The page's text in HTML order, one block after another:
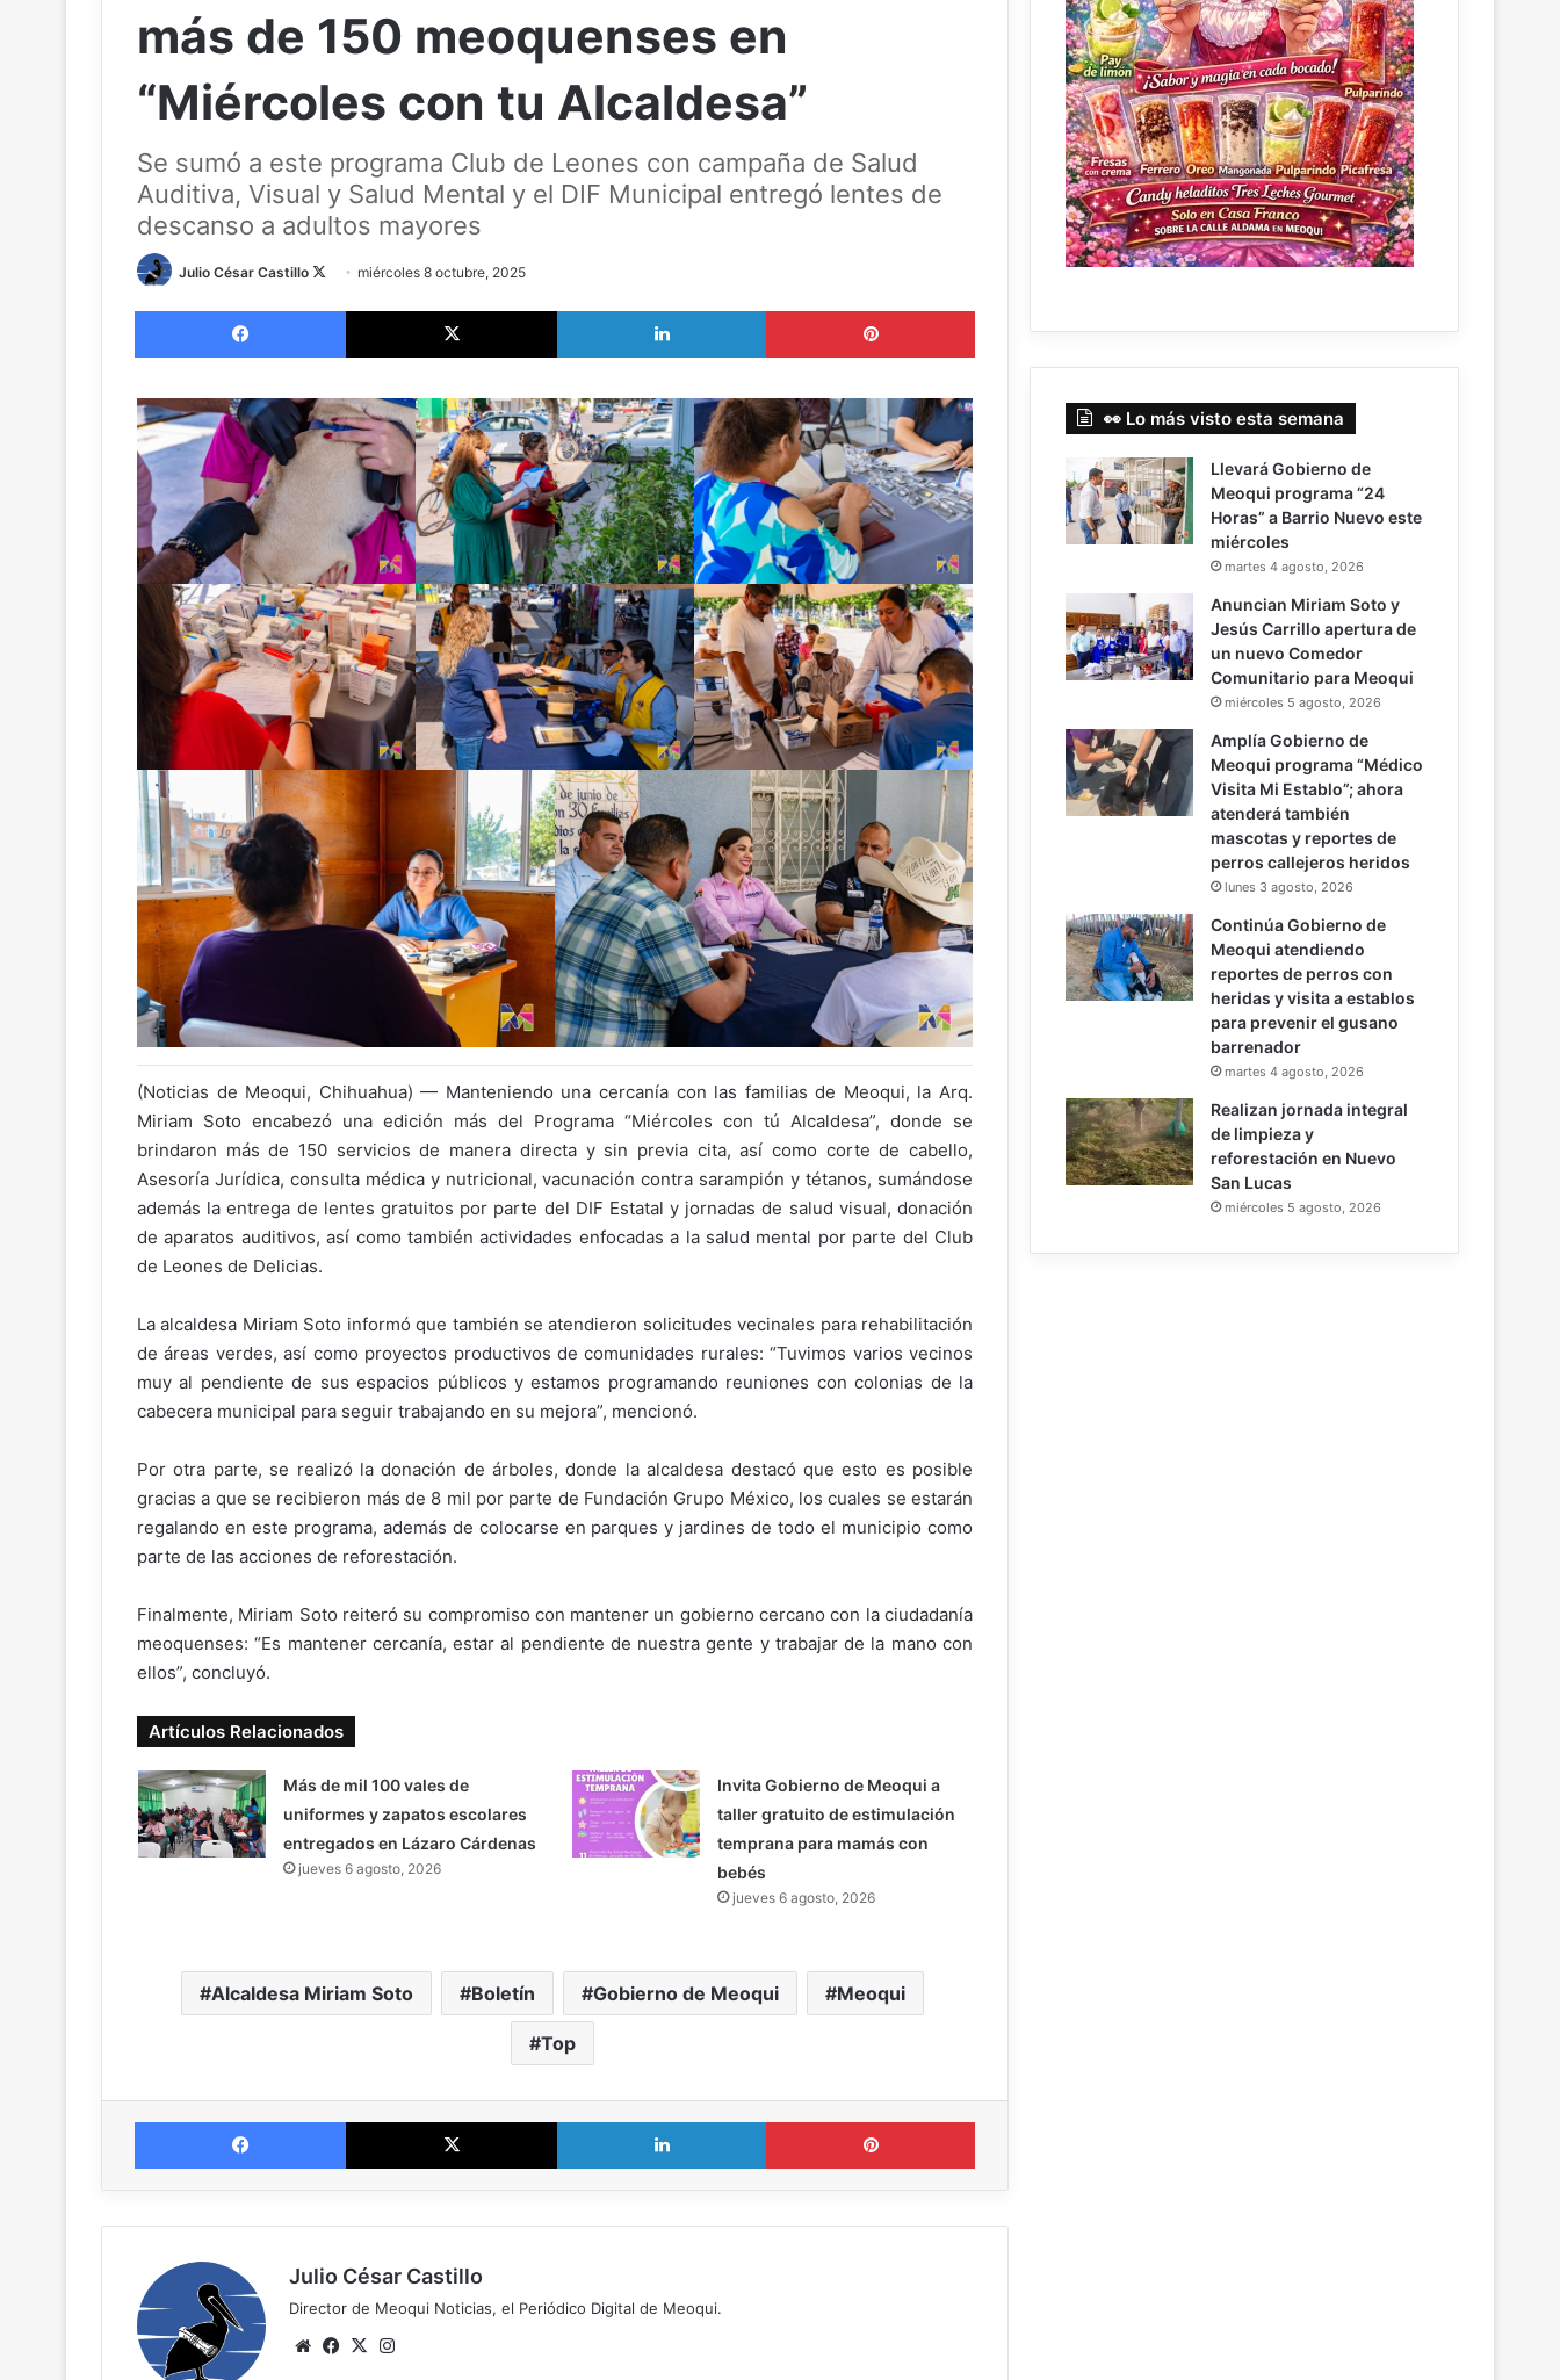
más de 150 meoquenses en
“Miércoles con tu Alcaldesa”
Se sumó a este programa Club de Leones con campaña de Salud
Auditiva, Visual y Salud Mental y el DIF Municipal entregó lentes de
descanso a adultos mayores
Julio César Castillo
Followmiércoles 8 octubre, 2025
Facebook X LinkedIn Pinterest
(Noticias de Meoqui, Chihuahua) — Manteniendo una cercanía con las familias de Meoqui, la Arq.
Miriam Soto encabezó una edición más del Programa “Miércoles con tú Alcaldesa”, donde se
brindaron más de 150 servicios de manera directa y sin previa cita, así como corte de cabello,
Asesoría Jurídica, consulta médica y nutricional, vacunación contra sarampión y tétanos, sumándose
además la entrega de lentes gratuitos por parte del DIF Estatal y jornadas de salud visual, donación
de aparatos auditivos, así como también actividades enfocadas a la salud mental por parte del Club
de Leones de Delicias.
La alcaldesa Miriam Soto informó que también se atendieron solicitudes vecinales para rehabilitación
de áreas verdes, así como proyectos productivos de comunidades rurales: “Tuvimos varios vecinos
muy al pendiente de sus espacios públicos y estamos programando reuniones con colonias de la
cabecera municipal para seguir trabajando en su mejora”, mencionó.
Por otra parte, se realizó la donación de árboles, donde la alcaldesa destacó que esto es posible
gracias a que se recibieron más de 8 mil por parte de Fundación Grupo México, los cuales se estarán
regalando en este programa, además de colocarse en parques y jardines de todo el municipio como
parte de las acciones de reforestación.
Finalmente, Miriam Soto reiteró su compromiso con mantener un gobierno cercano con la ciudadanía
meoquenses: “Es mantener cercanía, estar al pendiente de nuestra gente y trabajar de la mano con
ellos”, concluyó.
Artículos Relacionados
Más de mil 100 vales de
uniformes y zapatos escolares
entregados en Lázaro Cárdenas
jueves 6 agosto, 2026
Invita Gobierno de Meoqui a
taller gratuito de estimulación
temprana para mamás con
bebés
jueves 6 agosto, 2026
Alcaldesa Miriam Soto Boletín Gobierno de Meoqui Meoqui
Top
Facebook X LinkedIn Pinterest
Julio César Castillo
Director de Meoqui Noticias, el Periódico Digital de Meoqui.
WebsiteFacebook
X
👀 Lo más visto esta semana
Llevará Gobierno de
Meoqui programa “24
Horas” a Barrio Nuevo este
miércoles
martes 4 agosto, 2026
Anuncian Miriam Soto y
Jesús Carrillo apertura de
un nuevo Comedor
Comunitario para Meoqui
miércoles 5 agosto, 2026
Amplía Gobierno de
Meoqui programa “Médico
Visita Mi Establo”; ahora
atenderá también
mascotas y reportes de
perros callejeros heridos
lunes 3 agosto, 2026
Continúa Gobierno de
Meoqui atendiendo
reportes de perros con
heridas y visita a establos
para prevenir el gusano
barrenador
martes 4 agosto, 2026
Realizan jornada integral
de limpieza y
reforestación en Nuevo
San Lucas
miércoles 5 agosto, 2026